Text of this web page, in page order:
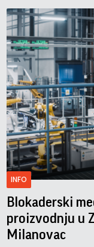
INFO
Blokaderski
proizvodnju u
Milanovac